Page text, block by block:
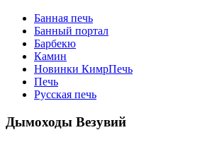
Банная печь
Банный портал
Барбекю
Камин
Новинки КимрПечь
Печь
Русская печь
Дымоходы Везувий